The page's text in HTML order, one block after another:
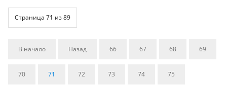
Страница 71 из 89
В начало Назад 66 67 68 69
70 71 72 73 74 75